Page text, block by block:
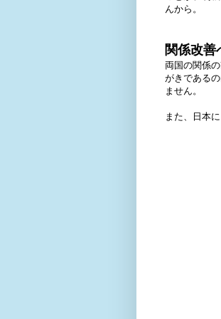
んから。
関係改善
両国の関係
がきである
ません。
また、日本